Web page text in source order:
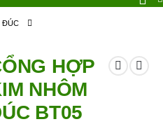
ĐÚC
HỢP
NHÔM
BT05